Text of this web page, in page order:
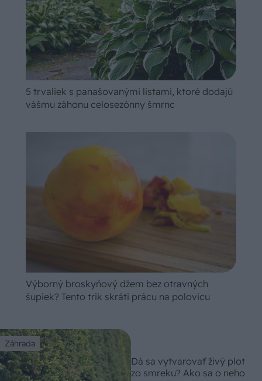
5 trvaliek s panašovanými listami, ktoré dodajú
vášmu záhonu celosezónny šmrnc
Výborný broskyňový džem bez otravných
šupiek? Tento trik skráti prácu na polovicu
Záhrada
Dá sa vytvarovať živý plot
zo smreku? Ako sa o neho